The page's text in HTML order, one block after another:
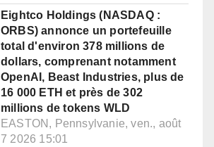
Eightco Holdings (NASDAQ :
ORBS) annonce un portefeuille
total d'environ 378 millions de
dollars, comprenant notamment
OpenAI, Beast Industries, plus de
16 000 ETH et près de 302
millions de tokens WLD
EASTON, Pennsylvanie, ven., août
7 2026 15:01